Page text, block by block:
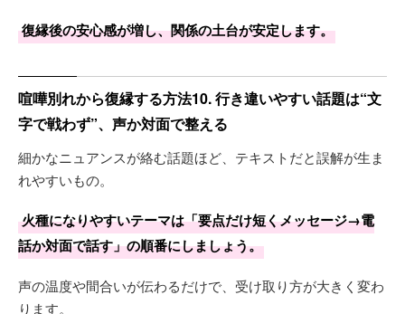
復縁後の安心感が増し、関係の土台が安定します。
喧嘩別れから復縁する方法10. 行き違いやすい話題は“文
字で戦わず”、声か対面で整える
細かなニュアンスが絡む話題ほど、テキストだと誤解が生ま
れやすいもの。
火種になりやすいテーマは「要点だけ短くメッセージ→電
話か対面で話す」の順番にしましょう。
声の温度や間合いが伝わるだけで、受け取り方が大きく変わ
ります。